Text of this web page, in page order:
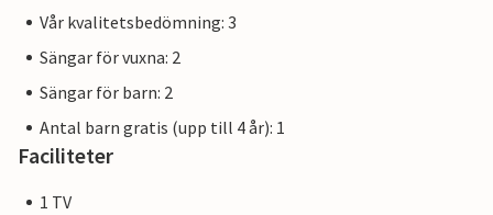
Vår kvalitetsbedömning: 3
Sängar för vuxna: 2
Sängar för barn: 2
Antal barn gratis (upp till 4 år): 1
Faciliteter
1 TV